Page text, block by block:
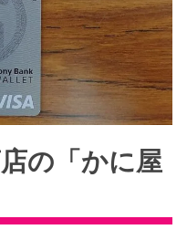
の「かに屋